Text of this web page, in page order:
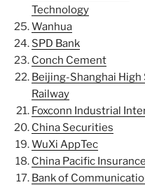
Technology
Wanhua
SPD Bank
Conch Cement
Beijing-Shanghai High
Railway
Foxconn Industrial
China Securities
WuXi AppTec
China Pacific Insurance
Bank of